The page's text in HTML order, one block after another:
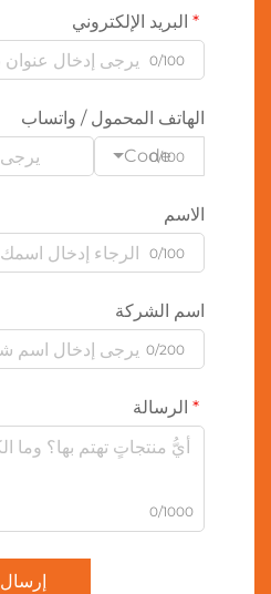
البريد الإلكتروني
0/100
الهاتف المحمول / واتساب
Code
0/100
الاسم
0/100
اسم الشركة
0/200
الرسالة
0/1000
إرسال